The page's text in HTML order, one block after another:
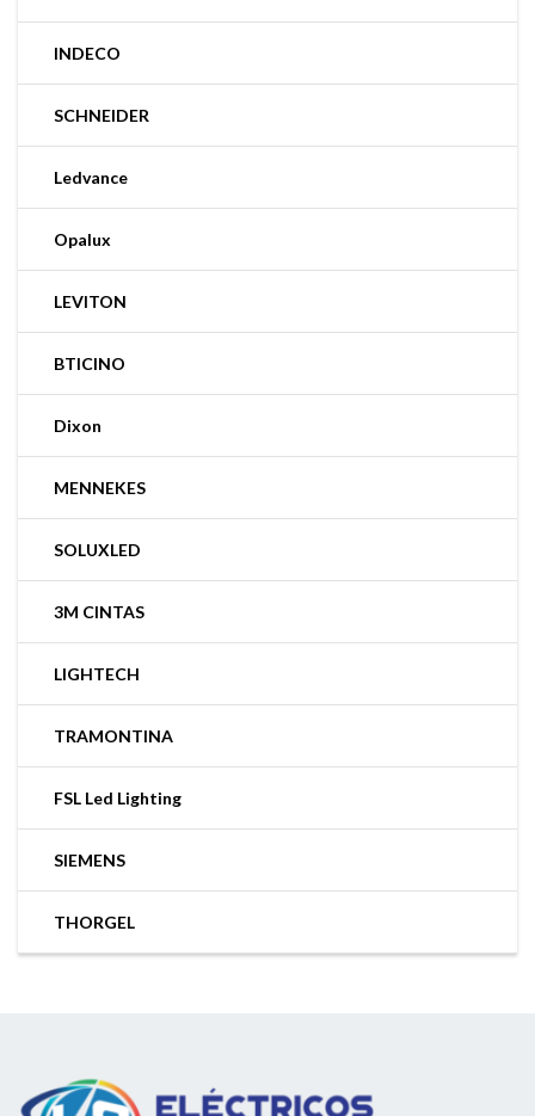
INDECO
SCHNEIDER
Ledvance
Opalux
LEVITON
BTICINO
Dixon
MENNEKES
SOLUXLED
3M CINTAS
LIGHTECH
TRAMONTINA
FSL Led Lighting
SIEMENS
THORGEL